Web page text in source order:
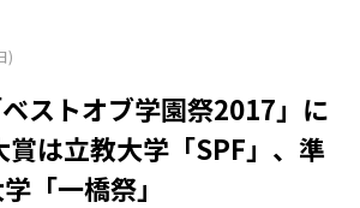
)
ストオブ学園祭2017」に
賞は立教大学「SPF」、準
「一橋祭」